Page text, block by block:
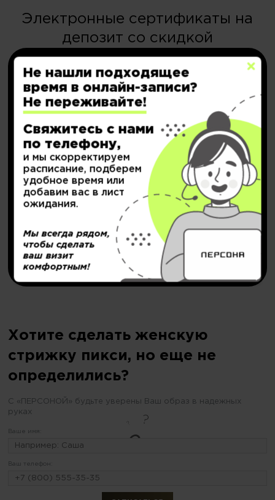
Электронные сертификаты на
депозит со скидкой
НОВИНКА!
Персональный депозит
с кешбэком до
20.000₽
Купить
Хотите сделать женскую
стрижку пикси, но еще не
определились?
С «ПЕРСОНОЙ» будьте уверены Ваш образ в надежных
руках
Ваше имя:
Ваш телефон:
Не нашли подходящее
время в онлайн-записи?
Не переживайте!
Свяжитесь с нами
по телефону,
и мы скорректируем
расписание, подберем
удобное время или
добавим вас в лист
ожидания.
Мы всегда рядом,
чтобы сделать
ваш визит
комфортным!